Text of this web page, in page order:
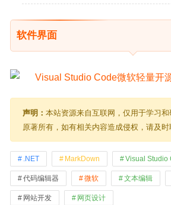
软件界面
声明： 本站资源来自互联网，仅用于学习
原著所有，如有相关内容造成侵权，请及时
.NET MarkDown Visual Studio
代码编辑器 微软 文本编辑
网站开发 网页设计